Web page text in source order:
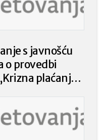
s javnošću
o provedbi
plaćanja
klimatskih
događaja“ iz